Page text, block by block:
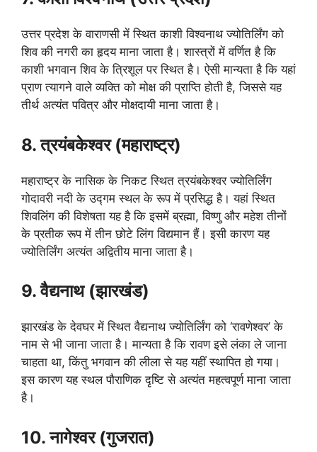
उत्तर प्रदेश के वाराणसी में स्थित काशी विश्वनाथ ज्योतिर्लिंग को
शिव की नगरी का हृदय माना जाता है। शास्त्रों में वर्णित है कि
काशी भगवान शिव के त्रिशूल पर स्थित है। ऐसी मान्यता है कि यहां
प्राण त्यागने वाले व्यक्ति को मोक्ष की प्राप्ति होती है, जिससे यह
तीर्थ अत्यंत पवित्र और मोक्षदायी माना जाता है।
8. त्रयंबकेश्वर (महाराष्ट्र)
महाराष्ट्र के नासिक के निकट स्थित त्रयंबकेश्वर ज्योतिर्लिंग
गोदावरी नदी के उद्गम स्थल के रूप में प्रसिद्ध है। यहां स्थित
शिवलिंग की विशेषता यह है कि इसमें ब्रह्मा, विष्णु और महेश तीनों
के प्रतीक रूप में तीन छोटे लिंग विद्यमान हैं। इसी कारण यह
ज्योतिर्लिंग अत्यंत अद्वितीय माना जाता है।
9. वैद्यनाथ (झारखंड)
झारखंड के देवघर में स्थित वैद्यनाथ ज्योतिर्लिंग को ‘रावणेश्वर’ के
नाम से भी जाना जाता है। मान्यता है कि रावण इसे लंका ले जाना
चाहता था, किंतु भगवान की लीला से यह यहीं स्थापित हो गया।
इस कारण यह स्थल पौराणिक दृष्टि से अत्यंत महत्वपूर्ण माना जाता
है।
10. नागेश्वर (गुजरात)